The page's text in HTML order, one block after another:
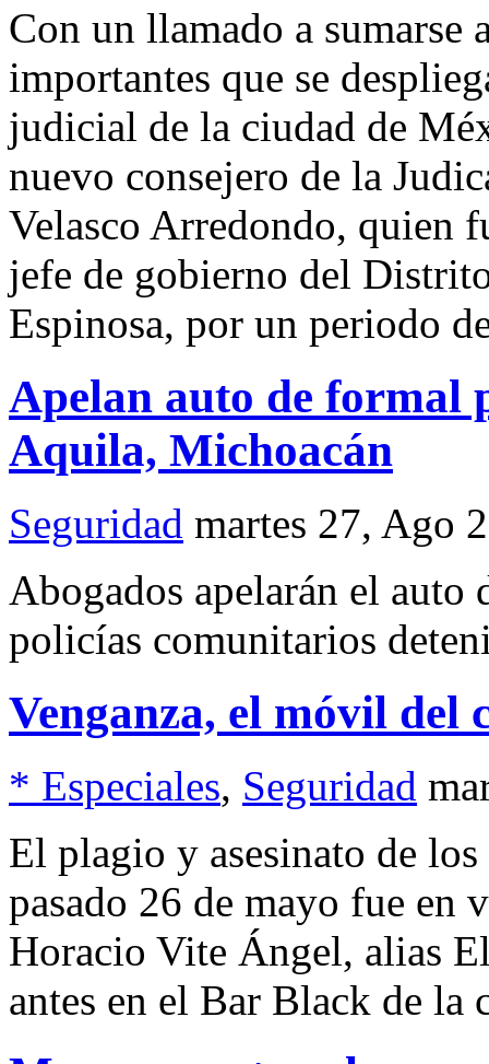
Con un llamado a sumarse
importantes que se
judicial de la ciudad de
nuevo consejero de la
Velasco Arredondo, quien
jefe de gobierno del
Espinosa, por un periodo
Apelan auto de formal
Aquila, Michoacán
Seguridad martes 27, Ago
Abogados apelarán el
policías comunitarios
Venganza, el móvil del
* Especiales, Seguridad
El plagio y asesinato de
pasado 26 de mayo fue en
Horacio Vite Ángel, alias
antes en el Bar Black de la